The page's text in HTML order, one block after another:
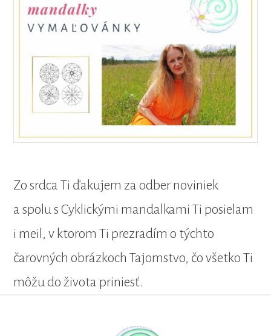
Zo srdca Ti ďakujem za odber noviniek
a spolu s Cyklickými mandalkami Ti posielam
i meil, v ktorom Ti prezradím o týchto
čarovných obrázkoch Tajomstvo, čo všetko Ti
môžu do života priniesť.